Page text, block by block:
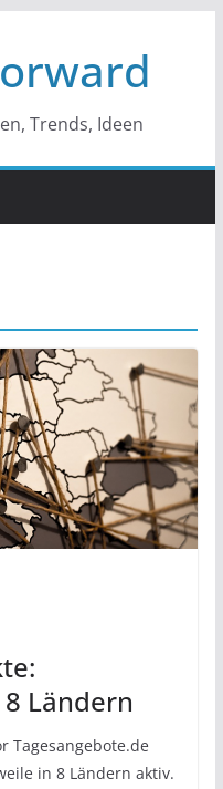
Trends, Ideen
Ländern
Tagesangebote.de
in 8 Ländern aktiv.